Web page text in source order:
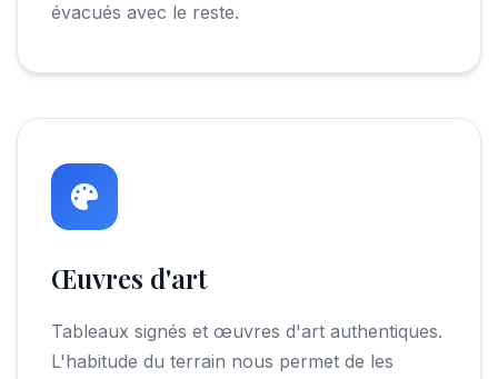
évacués avec le reste.
Œuvres d'art
Tableaux signés et œuvres d'art authentiques.
L'habitude du terrain nous permet de les